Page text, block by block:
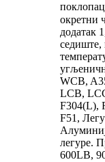
окретни
додатак
седиште,
WCB,
LCB,
F304(L),
F51,
легуре.
600LB,